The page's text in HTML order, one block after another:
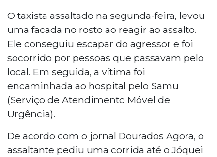
O taxista assaltado na segunda-feira, levou
uma facada no rosto ao reagir ao assalto.
Ele conseguiu escapar do agressor e foi
socorrido por pessoas que passavam pelo
local. Em seguida, a vítima foi
encaminhada ao hospital pelo Samu
(Serviço de Atendimento Móvel de
Urgência).
De acordo com o jornal Dourados Agora, o
assaltante pediu uma corrida até o Jóquei